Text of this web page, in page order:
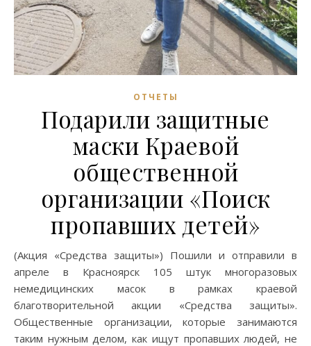
ОТЧЕТЫ
Подарили защитные
маски Краевой
общественной
организации «Поиск
пропавших детей»
(Акция «Средства защиты») Пошили и отправили в
апреле в Красноярск 105 штук многоразовых
немедицинских масок в рамках краевой
благотворительной акции «Средства защиты».
Общественные организации, которые занимаются
таким нужным делом, как ищут пропавших людей, не